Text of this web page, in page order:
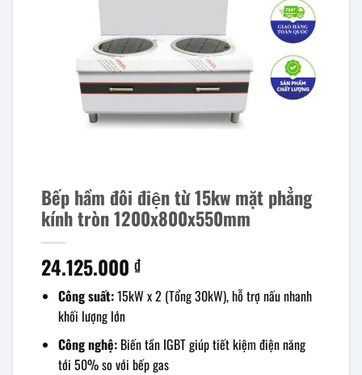
Bếp hầm đôi điện từ 15kw mặt phẳng
kính tròn 1200x800x550mm
24.125.000 ₫
Công suất:15kW x 2 (Tổng 30kW), hỗ trợ nấu nhanh
khối lượng lớn
Công nghệ:Biến tần IGBT giúp tiết kiệm điện năng
tới 50% so với bếp gas